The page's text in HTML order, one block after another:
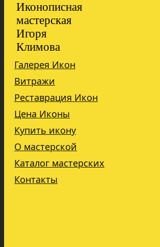
Иконописная
мастерская
Игоря
Климова
Галерея Икон
Витражи
Реставрация Икон
Цена Иконы
Купить икону
О мастерской
Каталог мастерских
Контакты